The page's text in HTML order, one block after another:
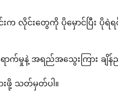
လိုင်းတွေကို ပိုမှောင်ပြီး ပိုရဲရ
ောက်မှုနဲ့ အရည်အသွေးကြား ချိ
းဖို့ သတ်မှတ်ပါ။